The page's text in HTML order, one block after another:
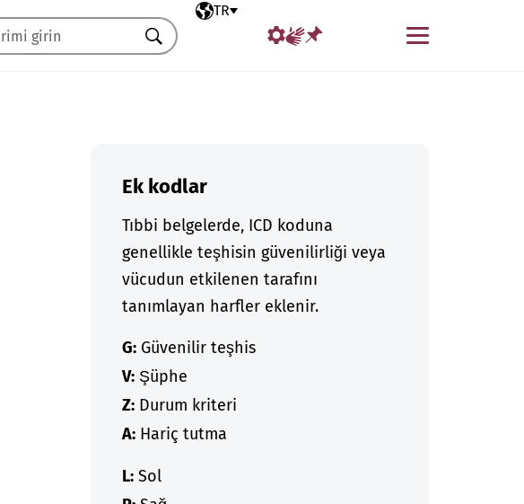
Seçili dil
TR
Menü
Ara
Ek kodlar
Tıbbi belgelerde, ICD koduna
genellikle teşhisin güvenilirliği veya
vücudun etkilenen tarafını
tanımlayan harfler eklenir.
G:Güvenilir teşhis
V:Şüphe
Z:Durum kriteri
A:Hariç tutma
L:Sol